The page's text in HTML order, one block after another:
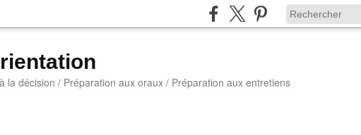
la décision / Préparation aux oraux / Préparation aux entretiens